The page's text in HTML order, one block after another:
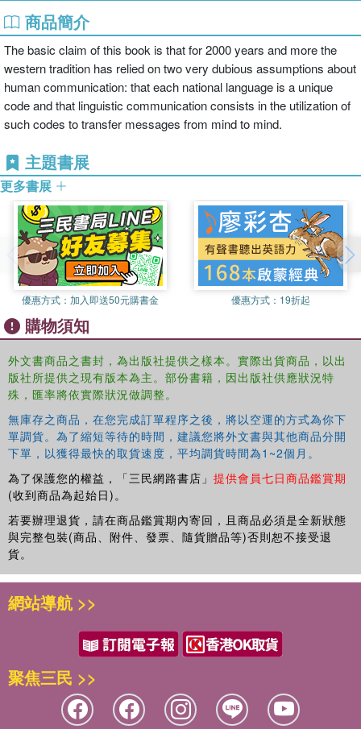
商品簡介
The basic claim of this book is that for 2000 years and more the
western tradition has relied on two very dubious assumptions about
human communication: that each national language is a unique
code and that linguistic communication consists in the utilization of
such codes to transfer messages from mind to mind.
主題書展
更多書展
優惠方式： 加入即送50元購書金 優惠方式： 19折起
購物須知
外文書商品之書封，為出版社提供之樣本。實際出貨商品，以出
版社所提供之現有版本為主。部份書籍，因出版社供應狀況特
殊，匯率將依實際狀況做調整。
無庫存之商品，在您完成訂單程序之後，將以空運的方式為你下
單調貨。為了縮短等待的時間，建議您將外文書與其他商品分開
下單，以獲得最快的取貨速度，平均調貨時間為1~2個月。
為了保護您的權益，「三民網路書店」 提供會員七日商品鑑賞期
(收到商品為起始日)。
若要辦理退貨，請在商品鑑賞期內寄回，且商品必須是全新狀態
與完整包裝(商品、附件、發票、隨貨贈品等)否則恕不接受退
貨。
網站導航 >>
聚焦三民 >>